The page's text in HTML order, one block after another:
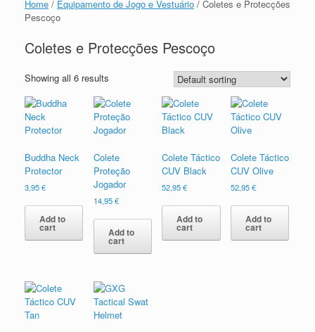
Home / Equipamento de Jogo e Vestuário / Coletes e Protecções
Pescoço
Coletes e Protecções Pescoço
Showing all 6 results
Buddha Neck
Protector
3,95€
Add to
cart
Colete
Proteção
Jogador
14,95€
Add to
cart
Colete Táctico
CUV Black
52,95€
Add to
cart
Colete Táctico
CUV Olive
52,95€
Add to
cart